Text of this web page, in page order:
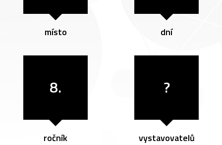
místo dní
8.
ročník
?
vystavovatelů